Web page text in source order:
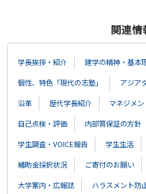
関連情
学長挨拶・紹介 建学の精神・基本
個性、特色「現代の志塾」
アジア
沿革
歴代学長紹介 マネジメ
自己点検・評価
内部質保証の方針
学生調査・VOICE報告
学生生活
補助金採択状況
ご寄付のお願い
大学案内・広報誌
ハラスメント防